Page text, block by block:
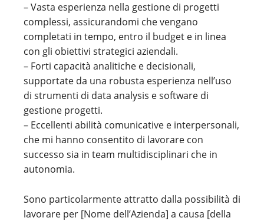
– Vasta esperienza nella gestione di progetti
complessi, assicurandomi che vengano
completati in tempo, entro il budget e in linea
con gli obiettivi strategici aziendali.
– Forti capacità analitiche e decisionali,
supportate da una robusta esperienza nell’uso
di strumenti di data analysis e software di
gestione progetti.
– Eccellenti abilità comunicative e interpersonali,
che mi hanno consentito di lavorare con
successo sia in team multidisciplinari che in
autonomia.
Sono particolarmente attratto dalla possibilità di
lavorare per [Nome dell’Azienda] a causa [della